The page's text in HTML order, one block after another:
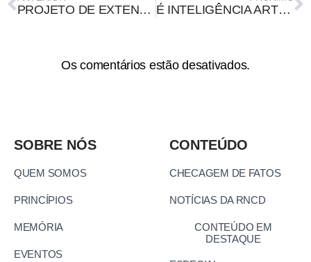
PROJETO DE EXTENSÃO “SAÚDE VERDE” DESENVOLVE PODCAST COM FOCO EM PLANTAS MEDICINAIS É INTELIGÊNCIA ARTIFICIAL IMAGEM QUE MOSTRA MADURO CAPTURADO PELOS EUA
Os comentários estão desativados.
SOBRE NÓS
QUEM SOMOS
PRINCÍPIOS
MEMÓRIA
EVENTOS
CONTEÚDO
CHECAGEM DE FATOS
NOTÍCIAS DA RNCD
CONTEÚDO EM
DESTAQUE